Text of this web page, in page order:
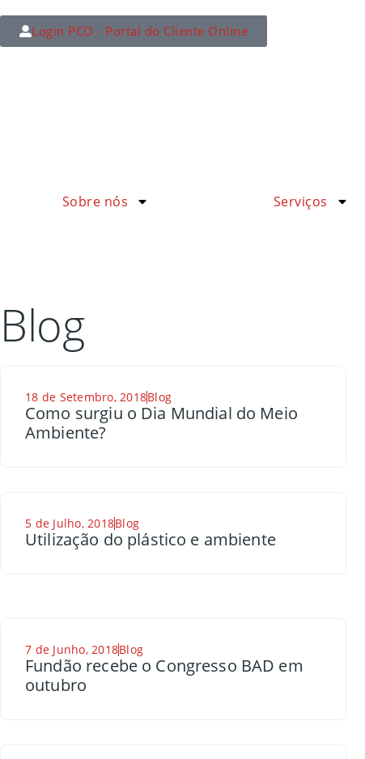
Login PCO - Portal do Cliente Online
Sobre nós Serviços
Blog
18 de Setembro, 2018Blog
Como surgiu o Dia Mundial do Meio
Ambiente?
5 de Julho, 2018Blog
Utilização do plástico e ambiente
7 de Junho, 2018Blog
Fundão recebe o Congresso BAD em
outubro